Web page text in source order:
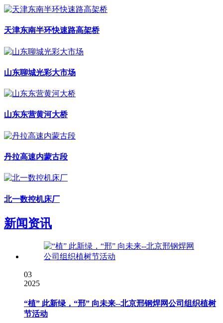
天津东南半环快速路高架桥
山东聊城光彩大市场
山东东营黄河大桥
丹拉高速内蒙古段
北一数控机床厂
新闻资讯
03
2025
“植” 此新绿，“邢” 向未来--北京邢钢焊网公司组织植树
节活动